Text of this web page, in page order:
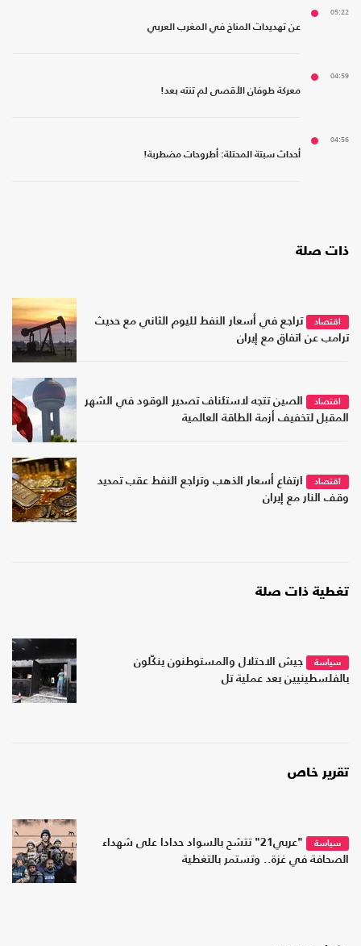
05:22
عن تهديدات المناخ في المغرب العربي
04:59
معركة طوفان الأقصى لم تنته بعد!
04:56
أحداث سبتة المحتلة: أطروحات مضطربة!
ذات صلة
اقتصاد
تراجع في أسعار النفط لليوم الثاني مع حديث
ترامب عن اتفاق مع إيران
اقتصاد
الصين تتجه لاستئناف تصدير الوقود في الشهر
المقبل لتخفيف أزمة الطاقة العالمية
اقتصاد
ارتفاع أسعار الذهب وتراجع النفط عقب تمديد
وقف النار مع إيران
تغطية ذات صلة
سياسة
جيش الاحتلال والمستوطنون ينكّلون
بالفلسطينيين بعد عملية تل
تقرير خاص
سياسة
"عربي21" تتشح بالسواد حدادا على شهداء
الصحافة في غزة.. وتستمر بالتغطية